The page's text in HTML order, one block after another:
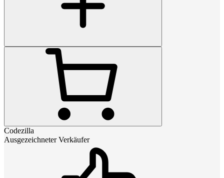
Codezilla
Ausgezeichneter Verkäufer